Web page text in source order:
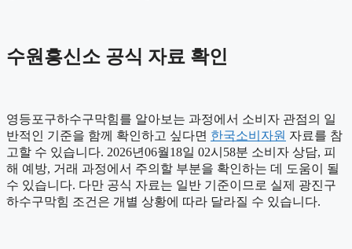
수원흥신소 공식 자료 확인
영등포구하수구막힘를 알아보는 과정에서 소비자 관점의 일
반적인 기준을 함께 확인하고 싶다면 한국소비자원 자료를 참
고할 수 있습니다. 2026년06월18일 02시58분 소비자 상담, 피
해 예방, 거래 과정에서 주의할 부분을 확인하는 데 도움이 될
수 있습니다. 다만 공식 자료는 일반 기준이므로 실제 광진구
하수구막힘 조건은 개별 상황에 따라 달라질 수 있습니다.